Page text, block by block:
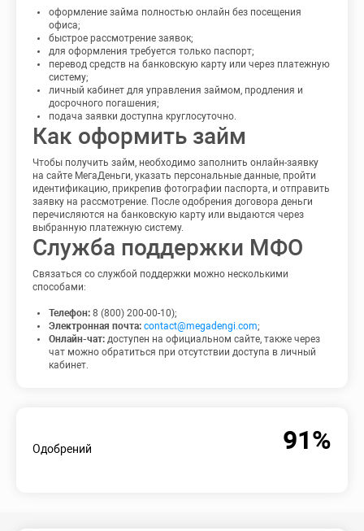
оформление займа полностью онлайн без посещения
офиса;
быстрое рассмотрение заявок;
для оформления требуется только паспорт;
перевод средств на банковскую карту или через платежную
систему;
личный кабинет для управления займом, продления и
досрочного погашения;
подача заявки доступна круглосуточно.
Как оформить займ
Чтобы получить займ, необходимо заполнить онлайн-заявку
на сайте МегаДеньги, указать персональные данные, пройти
идентификацию, прикрепив фотографии паспорта, и отправить
заявку на рассмотрение. После одобрения договора деньги
перечисляются на банковскую карту или выдаются через
выбранную платежную систему.
Служба поддержки МФО
Связаться со службой поддержки можно несколькими
способами:
Телефон: 8 (800) 200-00-10);
Электронная почта: contact@megadengi.com;
Онлайн-чат: доступен на официальном сайте, также через
чат можно обратиться при отсутствии доступа в личный
кабинет.
Одобрений 91%